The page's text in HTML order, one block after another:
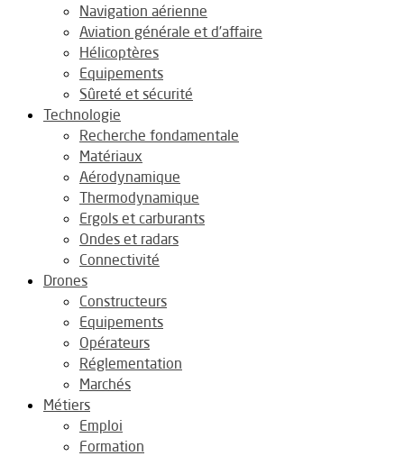
Navigation aérienne
Aviation générale et d’affaire
Hélicoptères
Equipements
Sûreté et sécurité
Technologie
Recherche fondamentale
Matériaux
Aérodynamique
Thermodynamique
Ergols et carburants
Ondes et radars
Connectivité
Drones
Constructeurs
Equipements
Opérateurs
Réglementation
Marchés
Métiers
Emploi
Formation